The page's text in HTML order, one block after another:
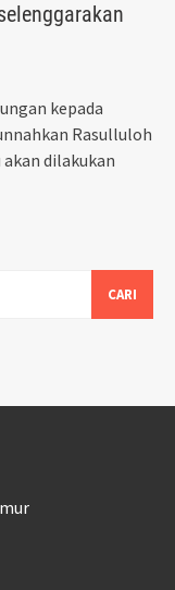
kepada
Rasulluloh
dilakukan